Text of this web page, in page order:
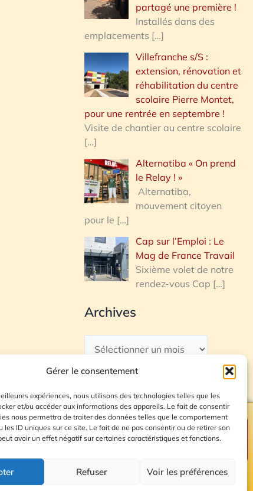
Gérer le consentement
expériences, nous utilisons des technologies telles que les
et/ou accéder aux informations des appareils. Le fait de consentir
nous permettra de traiter des données telles que le comportement
les ID uniques sur ce site. Le fait de ne pas consentir ou de retirer son
avoir un effet négatif sur certaines caractéristiques et fonctions.
Refuser Voir les préférences
partagé une première !
Installés dans des
emplacements […]
Villefranche s/S :
extension, rénovation et
réhabilitation du centre
scolaire Pierre Montet,
pour une rentrée en septembre !
Visite de chantier au centre scolaire
[…]
Alternatiba « On prend
le Relay ! »
Alternatiba,
mouvement citoyen
pour le […]
Cap sur l’Emploi : Le
Mag de France Travail
Sixième volet de notre
rendez-vous Cap […]
Archives
du site